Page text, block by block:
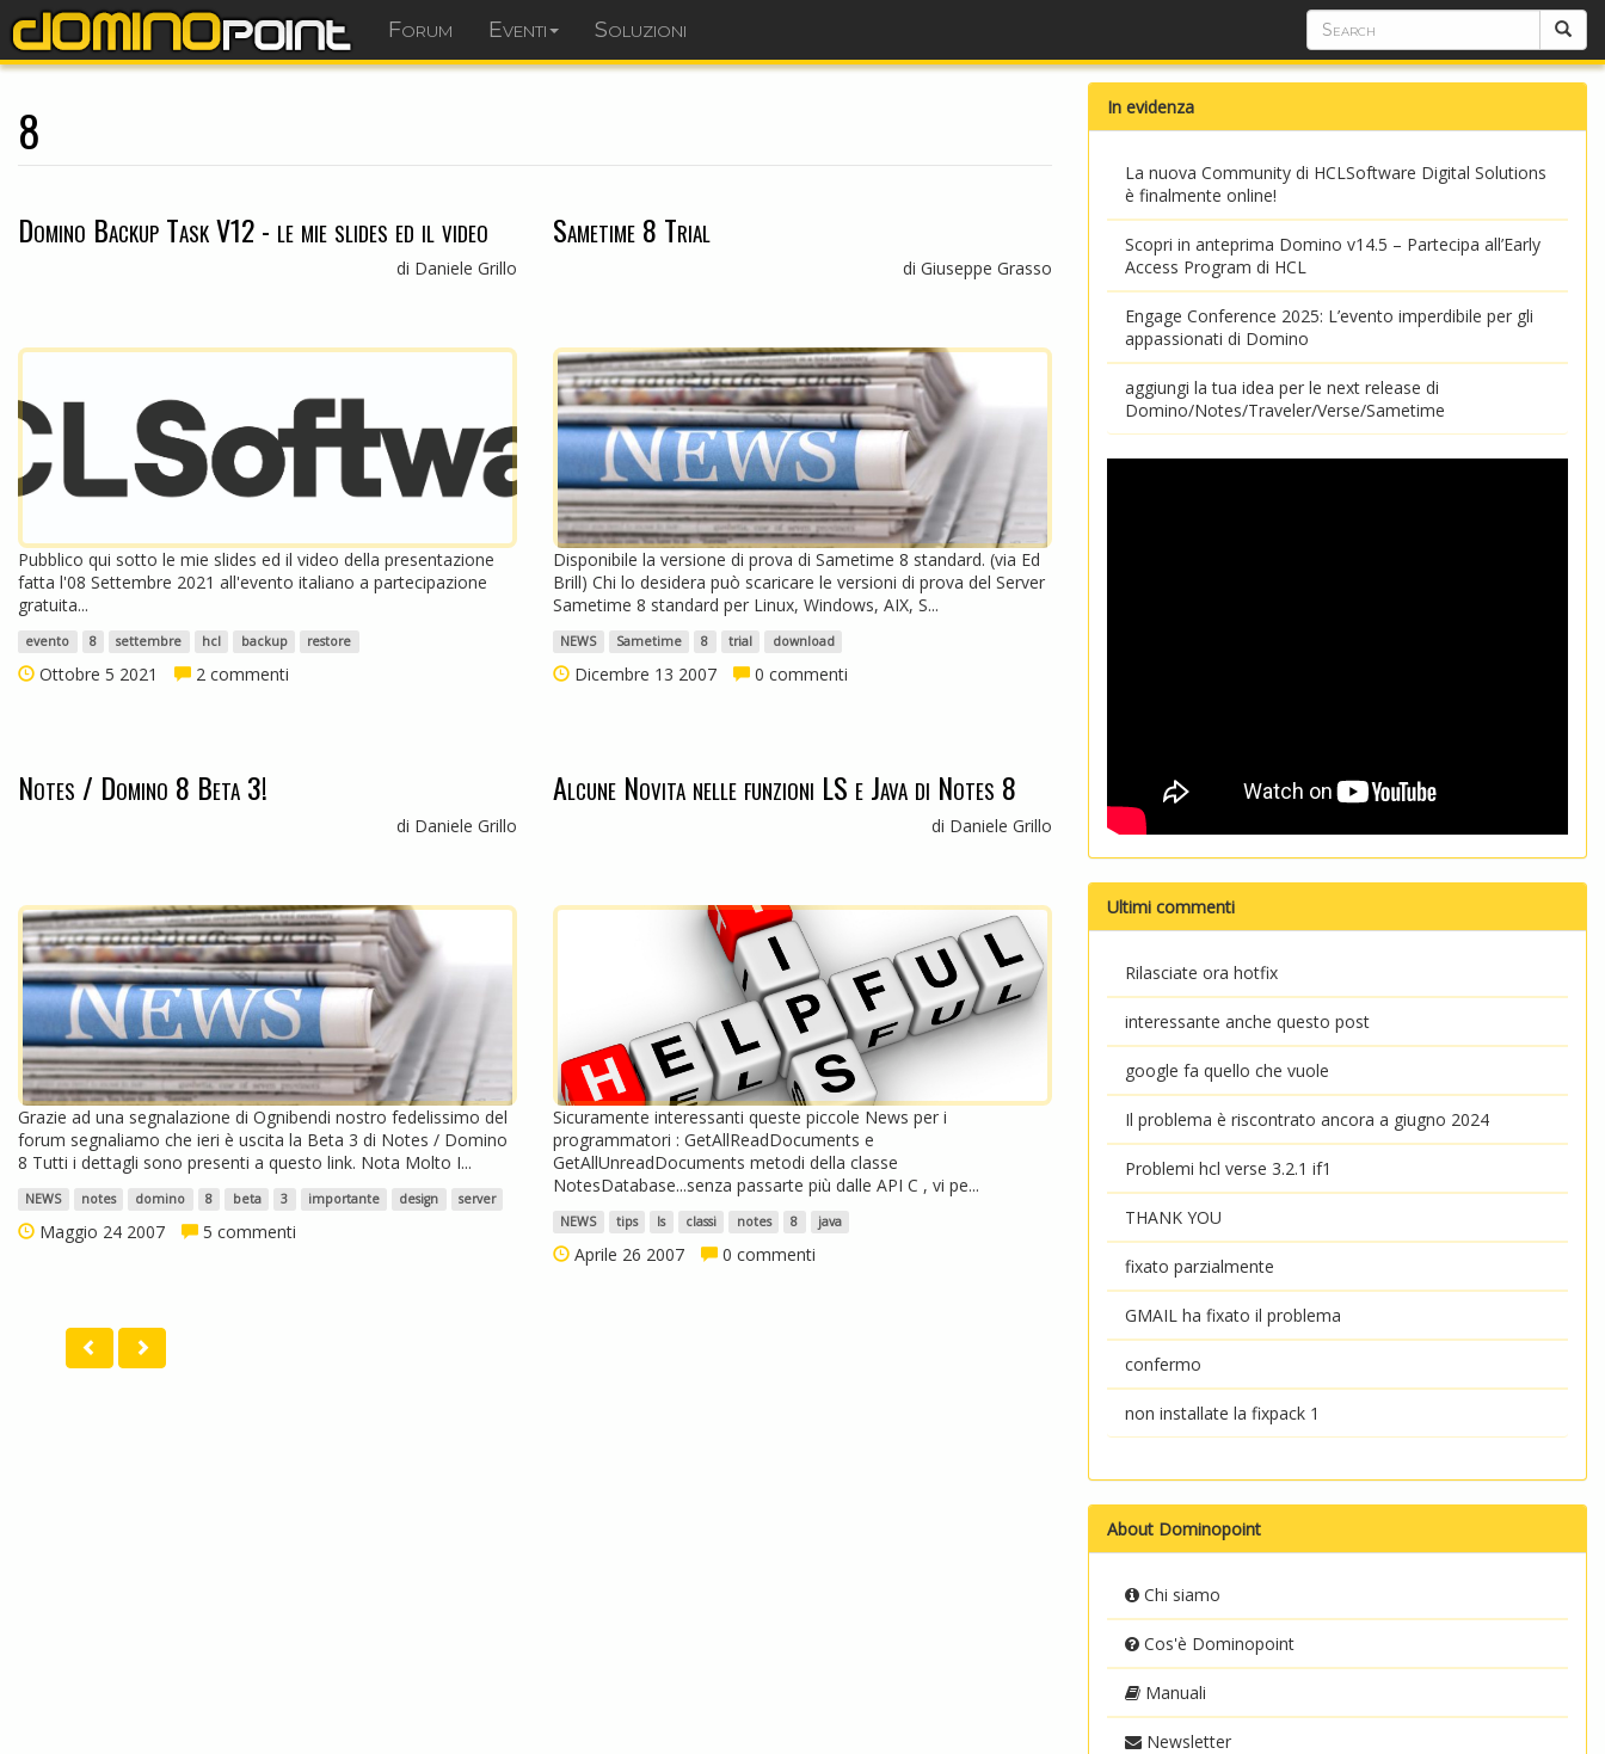
Forum Eventi Soluzioni
8
Domino Backup Task V12 - le mie slides ed il video
di Daniele Grillo
Pubblico qui sotto le mie slides ed il video della presentazione
fatta l'08 Settembre 2021 all'evento italiano a partecipazione
gratuita...
evento 8 settembre hcl backup restore
Ottobre 5 2021 2 commenti
Sametime 8 Trial
di Giuseppe Grasso
Disponibile la versione di prova di Sametime 8 standard. (via Ed
Brill) Chi lo desidera può scaricare le versioni di prova del Server
Sametime 8 standard per Linux, Windows, AIX, S...
NEWS Sametime 8 trial download
Dicembre 13 2007 0 commenti
Notes / Domino 8 Beta 3!
di Daniele Grillo
Grazie ad una segnalazione di Ognibendi nostro fedelissimo del
forum segnaliamo che ieri è uscita la Beta 3 di Notes / Domino
8 Tutti i dettagli sono presenti a questo link. Nota Molto I...
NEWS notes domino 8 beta 3 importante design server
Maggio 24 2007 5 commenti
Alcune Novita nelle funzioni LS e Java di Notes 8
di Daniele Grillo
Sicuramente interessanti queste piccole News per i
programmatori : GetAllReadDocuments e
GetAllUnreadDocuments metodi della classe
NotesDatabase...senza passarte più dalle API C , vi pe...
NEWS tips ls classi notes 8 java
Aprile 26 2007 0 commenti
In evidenza
La nuova Community di HCLSoftware Digital Solutions
è finalmente online!
Scopri in anteprima Domino v14.5 – Partecipa all’Early
Access Program di HCL
Engage Conference 2025: L’evento imperdibile per gli
appassionati di Domino
aggiungi la tua idea per le next release di
Domino/Notes/Traveler/Verse/Sametime
Ultimi commenti
Rilasciate ora hotfix
interessante anche questo post
google fa quello che vuole
Il problema è riscontrato ancora a giugno 2024
Problemi hcl verse 3.2.1 if1
THANK YOU
fixato parzialmente
GMAIL ha fixato il problema
confermo
non installate la fixpack 1
About Dominopoint
Chi siamo
Cos'è Dominopoint
Manuali
Newsletter